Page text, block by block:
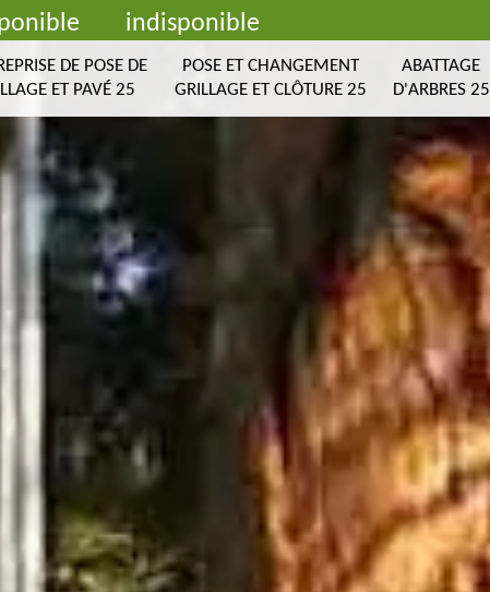
indisponible
DE POSE DE
ET PAVÉ 25
POSE ET CHANGEMENT
GRILLAGE ET CLÔTURE 25
ABATTAGE
D'ARBRES 25